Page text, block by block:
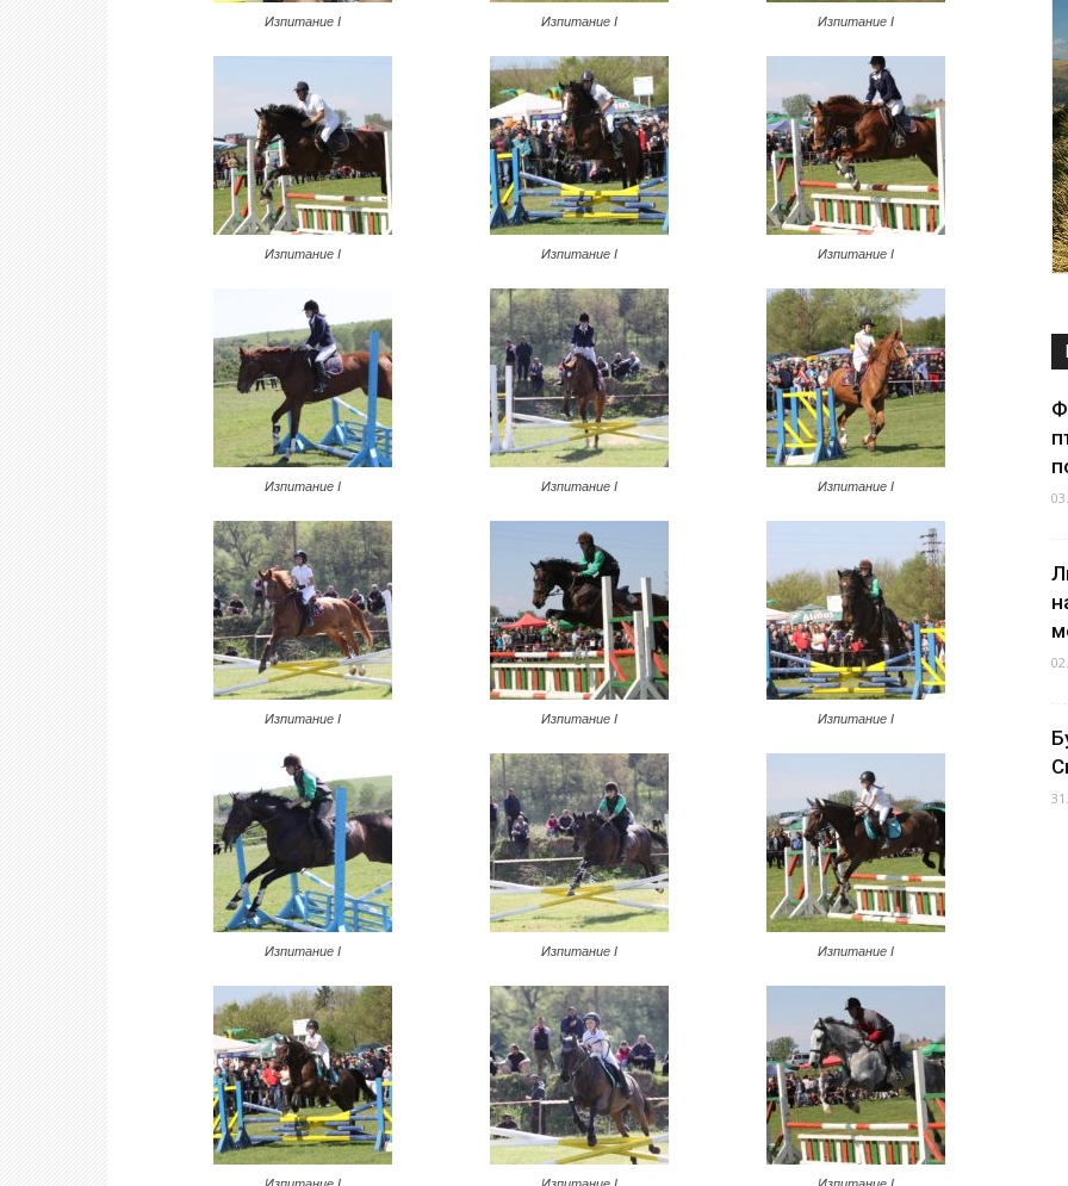
Изпитание I Изпитание I Изпитание I
Изпитание I Изпитание I Изпитание I
Изпитание I Изпитание I Изпитание I
Изпитание I Изпитание I Изпитание I
Изпитание I Изпитание I Изпитание I